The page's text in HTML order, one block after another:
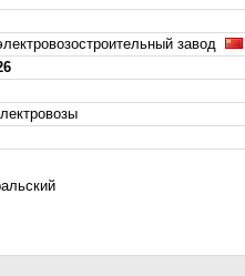
завод